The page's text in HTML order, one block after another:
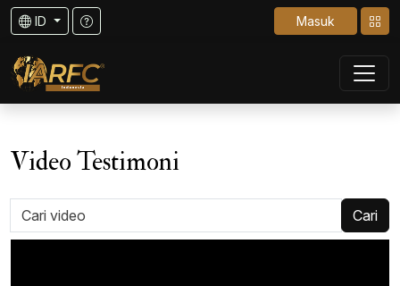
ID Masuk
Video Testimoni
Cari